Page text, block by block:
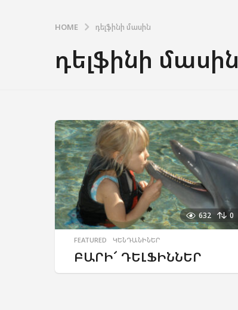
HOME դելֆինի մասին
դելֆինի մասին
632 0
FEATURED ,ԿԵՆԴԱՆԻՆԵՐ
ԲԱՐԻ՜ ԴԵԼՖԻՆՆԵՐ